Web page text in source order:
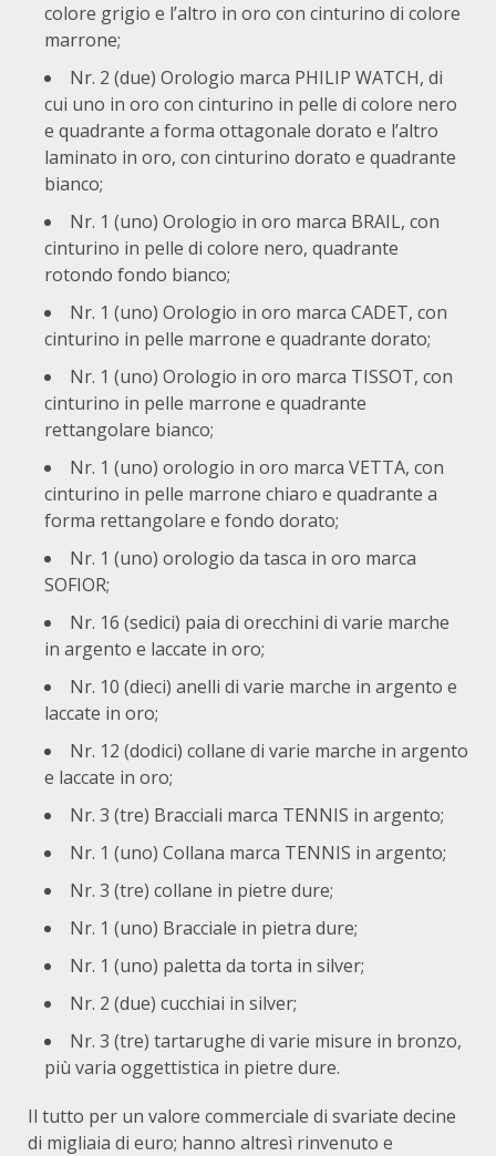
colore grigio e l’altro in oro con cinturino di colore
marrone;
Nr. 2 (due) Orologio marca PHILIP WATCH, di
cui uno in oro con cinturino in pelle di colore nero
e quadrante a forma ottagonale dorato e l’altro
laminato in oro, con cinturino dorato e quadrante
bianco;
Nr. 1 (uno) Orologio in oro marca BRAIL, con
cinturino in pelle di colore nero, quadrante
rotondo fondo bianco;
Nr. 1 (uno) Orologio in oro marca CADET, con
cinturino in pelle marrone e quadrante dorato;
Nr. 1 (uno) Orologio in oro marca TISSOT, con
cinturino in pelle marrone e quadrante
rettangolare bianco;
Nr. 1 (uno) orologio in oro marca VETTA, con
cinturino in pelle marrone chiaro e quadrante a
forma rettangolare e fondo dorato;
Nr. 1 (uno) orologio da tasca in oro marca
SOFIOR;
Nr. 16 (sedici) paia di orecchini di varie marche
in argento e laccate in oro;
Nr. 10 (dieci) anelli di varie marche in argento e
laccate in oro;
Nr. 12 (dodici) collane di varie marche in argento
e laccate in oro;
Nr. 3 (tre) Bracciali marca TENNIS in argento;
Nr. 1 (uno) Collana marca TENNIS in argento;
Nr. 3 (tre) collane in pietre dure;
Nr. 1 (uno) Bracciale in pietra dure;
Nr. 1 (uno) paletta da torta in silver;
Nr. 2 (due) cucchiai in silver;
Nr. 3 (tre) tartarughe di varie misure in bronzo,
più varia oggettistica in pietre dure.
Il tutto per un valore commerciale di svariate decine
di migliaia di euro; hanno altresì rinvenuto e